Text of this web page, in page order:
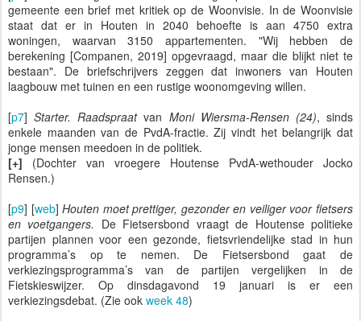
gemeente een brief met kritiek op de Woonvisie. In de Woonvisie
staat dat er in Houten in 2040 behoefte is aan 4750 extra
woningen, waarvan 3150 appartementen. "Wij hebben de
berekening [Companen, 2019] opgevraagd, maar die blijkt niet te
bestaan". De briefschrijvers zeggen dat inwoners van Houten
laagbouw met tuinen en een rustige woonomgeving willen.
[p7]Starter. Raadspraatvan Moni Wiersma-Rensen (24), sinds
enkele maanden van de PvdA-fractie. Zij vindt het belangrijk dat
jonge mensen meedoen in de politiek.
[+] (Dochter van vroegere Houtense PvdA-wethouder Jocko
Rensen.)
[p9] [web]Houten moet prettiger, gezonder en veiliger voor fietsers
en voetgangers. De Fietsersbond vraagt de Houtense politieke
partijen plannen voor een gezonde, fietsvriendelijke stad in hun
programma’s op te nemen. De Fietsersbond gaat de
verkiezingsprogramma’s van de partijen vergelijken in de
Fietskieswijzer. Op dinsdagavond 19 januari is er een
verkiezingsdebat. (Zie ook week 48)